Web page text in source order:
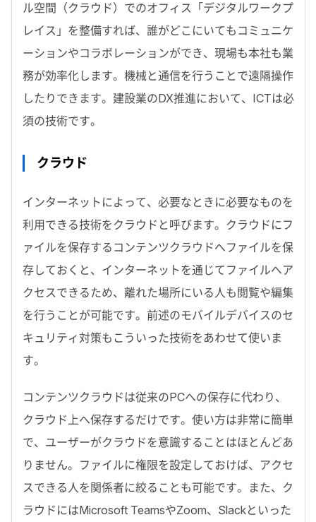
ル空間（クラウド）でのオフィス「デジタルワークプ
レイス」を整備すれば、誰がどこにいてもコミュニケ
ーションやコラボレーションができ、現場も本社も業
務が効率化します。機械と通信を行うことで遠隔操作
したりできます。建設業のDX推進において、ICTは必
須の技術です。
クラウド
インターネットによって、必要なときに必要なものを
利用できる技術をクラウドと呼びます。クラウドにフ
ァイルを保存するコンテンツクラウドへファイルを保
存しておくと、インターネットを通じてファイルへア
クセスできるため、離れた場所にいる人も閲覧や編集
を行うことが可能です。前述のモバイルデバイスのセ
キュリティ対策もこういった技術をあわせて使いま
す。
コンテンツクラウドは従来のPCへの保存に代わり、
クラウド上へ保存するだけです。使い方は非常に簡単
で、ユーザーがクラウドを意識することはほとんどあ
りません。ファイルに権限を設定しておけば、アクセ
スできる人を関係者に絞ることも可能です。また、ク
ラウドにはMicrosoft TeamsやZoom、Slackといった